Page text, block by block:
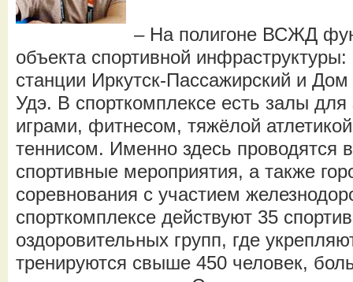
– На полигоне ВСЖД
объекта спортивной
станции Иркутск-Пассажирский и
Удэ. В спорткомплексе есть залы
играми, фитнесом, тяжёлой
теннисом. Именно здесь проводятся
спортивные мероприятия, а также
соревнования с участием
спорткомплексе действуют 35
оздоровительных групп, где
тренируются свыше 450 человек,